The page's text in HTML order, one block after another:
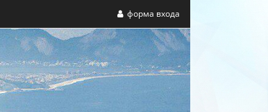
форма входа